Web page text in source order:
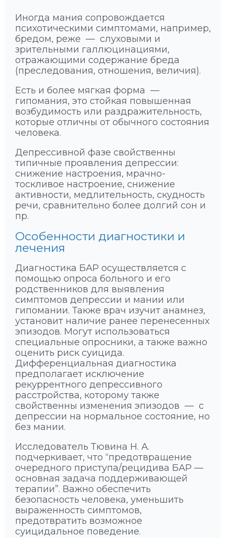
Иногда мания сопровождается
психотическими симптомами, например,
бредом, реже — слуховыми и
зрительными галлюцинациями,
отражающими содержание бреда
(преследования, отношения, величия).
Есть и более мягкая форма —
гипомания, это стойкая повышенная
возбудимость или раздражительность,
которые отличны от обычного состояния
человека.
Депрессивной фазе свойственны
типичные проявления депрессии:
снижение настроения, мрачно-
тоскливое настроение, снижение
активности, медлительность, скудность
речи, сравнительно более долгий сон и
пр.
Особенности диагностики и
лечения
Диагностика БАР осуществляется с
помощью опроса больного и его
родственников для выявления
симптомов депрессии и мании или
гипомании. Также врач изучит анамнез,
установит наличие ранее перенесенных
эпизодов. Могут использоваться
специальные опросники, а также важно
оценить риск суицида.
Дифференциальная диагностика
предполагает исключение
рекуррентного депрессивного
расстройства, которому также
свойственны изменения эпизодов — с
депрессии на нормальное состояние, но
без мании.
Исследователь Тювина Н. А.
подчеркивает, что “предотвращение
очередного приступа/рецидива БАР —
основная задача поддерживающей
терапии”. Важно обеспечить
безопасность человека, уменьшить
выраженность симптомов,
предотвратить возможное
суицидальное поведение.